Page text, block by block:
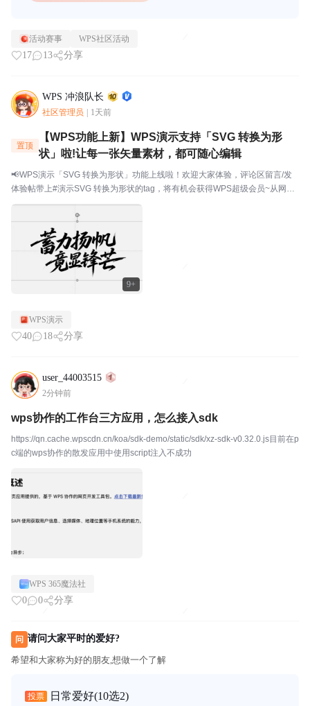
活动赛事 WPS社区活动
17 13 分享
WPS 冲浪队长
社区管理员 1天前
9+
置顶
【WPS功能上新】WPS演示支持「SVG 转换为形
状」啦!让每一张矢量素材，都可随心编辑
📢WPS演示「SVG 转换为形状」功能上线啦！欢迎大家体验，评论区留言/发
体验帖带上#演示SVG 转换为形状的tag，将有机会获得WPS超级会员~从网上
下载了矢量图标，导入 PPT 后发现颜色改不了、大小没法调？用 AI 生成了艺
术字 SVG，想微调某个笔...
WPS演示
40 18 分享
user_44003515
2分钟前
wps协作的工作台三方应用，怎么接入sdk
https://qn.cache.wpscdn.cn/koa/sdk-demo/static/sdk/xz-sdk-v0.32.0.js目前在p
c端的wps协作的散发应用中使用script注入不成功
WPS 365魔法社
0 0 分享
问 请问大家平时的爱好?
希望和大家称为好的朋友,想做一个了解
投票 日常爱好(10选2)